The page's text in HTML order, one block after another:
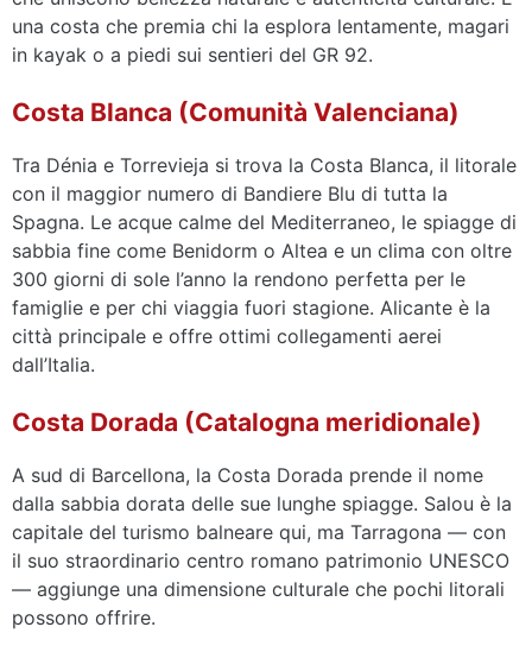
una costa che premia chi la esplora lentamente, magari
in kayak o a piedi sui sentieri del GR 92.
Costa Blanca (Comunità Valenciana)
Tra Dénia e Torrevieja si trova la Costa Blanca, il litorale
con il maggior numero di Bandiere Blu di tutta la
Spagna. Le acque calme del Mediterraneo, le spiagge di
sabbia fine come Benidorm o Altea e un clima con oltre
300 giorni di sole l’anno la rendono perfetta per le
famiglie e per chi viaggia fuori stagione. Alicante è la
città principale e offre ottimi collegamenti aerei
dall’Italia.
Costa Dorada (Catalogna meridionale)
A sud di Barcellona, la Costa Dorada prende il nome
dalla sabbia dorata delle sue lunghe spiagge. Salou è la
capitale del turismo balneare qui, ma Tarragona — con
il suo straordinario centro romano patrimonio UNESCO
— aggiunge una dimensione culturale che pochi litorali
possono offrire.